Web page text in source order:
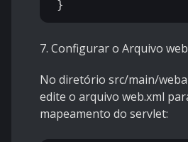
7. Configurar o Arquivo
No diretório src/main/
edite o arquivo web.xml
mapeamento do servlet: